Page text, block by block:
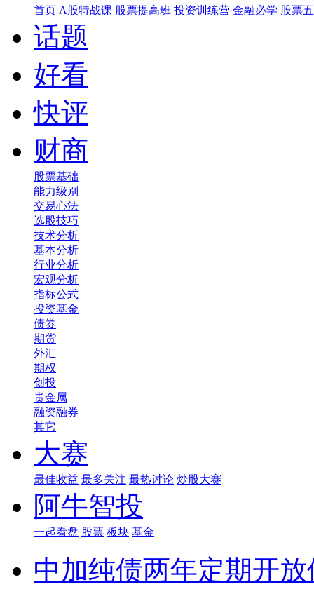
首页 A股特战课 股票提高班 投资训练营 金融必学 股票
话题
好看
快评
财商
股票基础
能力级别
交易心法
选股技巧
技术分析
基本分析
行业分析
宏观分析
指标公式
投资基金
债券
期货
外汇
期权
创投
贵金属
融资融券
其它
大赛
最佳收益 最多关注 最热讨论 炒股大赛
阿牛智投
一起看盘 股票 板块 基金
中加纯债两年定期开